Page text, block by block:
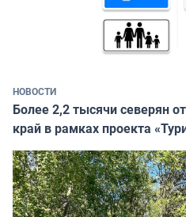
НОВОСТИ
Более 2,2 тысячи северян
край в рамках проекта